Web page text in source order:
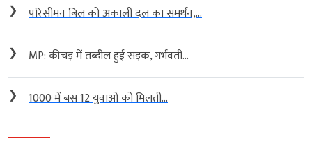
❯ परिसीमन बिल को अकाली दल का समर्थन,...
❯ MP: कीचड़ में तब्दील हुई सड़क, गर्भवती...
❯ 1000 में बस 12 युवाओं को मिलती...